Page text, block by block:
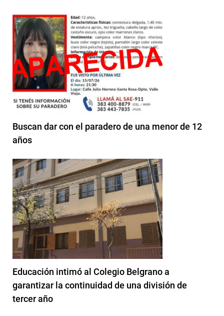
Buscan dar con el paradero de una menor de 12
años
Educación intimó al Colegio Belgrano a
garantizar la continuidad de una división de
tercer año